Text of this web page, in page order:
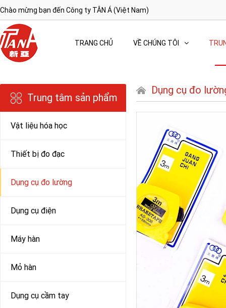
Chào mừng bạn đến Công ty TÂN Á (Việt Nam)
TRANG CHỦ VỀ CHÚNG TÔI
Trung tâm sản phẩm
Vật liệu hóa học
Thiết bị đo đạc
Dụng cụ đo lường
Dụng cụ điện
Máy hàn
Mỏ hàn
Dụng cụ cầm tay
Dụng cụ đo